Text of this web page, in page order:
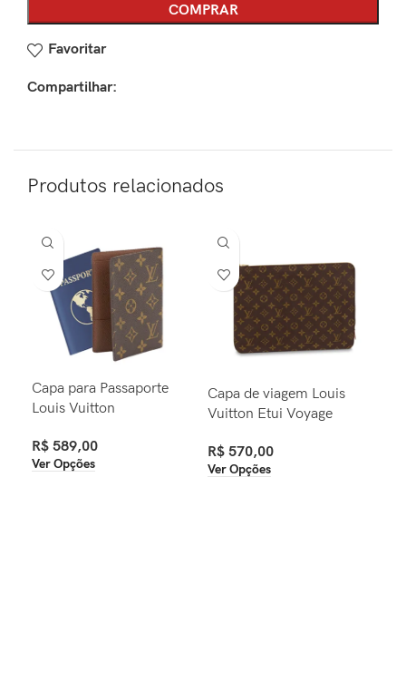
COMPRAR
Favoritar
Compartilhar:
Produtos relacionados
Capa para Passaporte
Louis Vuitton
R$ 589,00
Ver Opções
Capa de viagem Louis
Vuitton Etui Voyage
R$ 570,00
Ver Opções